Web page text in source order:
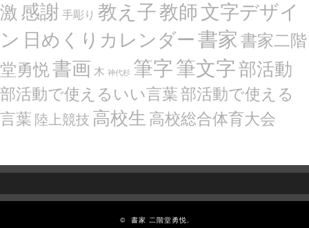
激 感謝 手彫り 教え子教師文字デザイ
ン 日めくりカレンダー 書家 書家二階
堂勇悦書画 木 神代杉 筆字筆文字部活動
部活動で使えるいい言葉部活動で使える
言葉 陸上競技 高校生 高校総合体育大会
© 書家 二階堂勇悦.